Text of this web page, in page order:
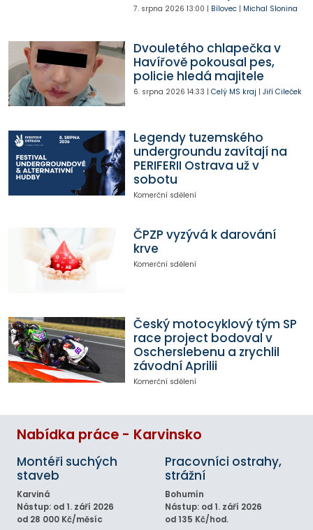
7. srpna 2026 13:00 | Bílovec| Michal Slonina
Dvouletého chlapečka v
Havířově pokousal pes,
policie hledá majitele
6. srpna 2026 14:33 | Celý MS kraj | Jiří Cileček
Legendy tuzemského
undergroundu zavítají na
PERIFERII Ostrava už v
sobotu
Komerční sdělení
ČPZP vyzývá k darování
krve
Komerční sdělení
Český motocyklový tým SP
race project bodoval v
Oscherslebenu a zrychlil
závodní Aprilii
Komerční sdělení
Nabídka práce - Karvinsko
Montéři suchých
staveb
Karviná
Nástup: od 1. září 2026
od 28 000 Kč/měsíc
Pracovníci ostrahy,
strážní
Bohumín
Nástup: od 1. září 2026
od 135 Kč/hod.